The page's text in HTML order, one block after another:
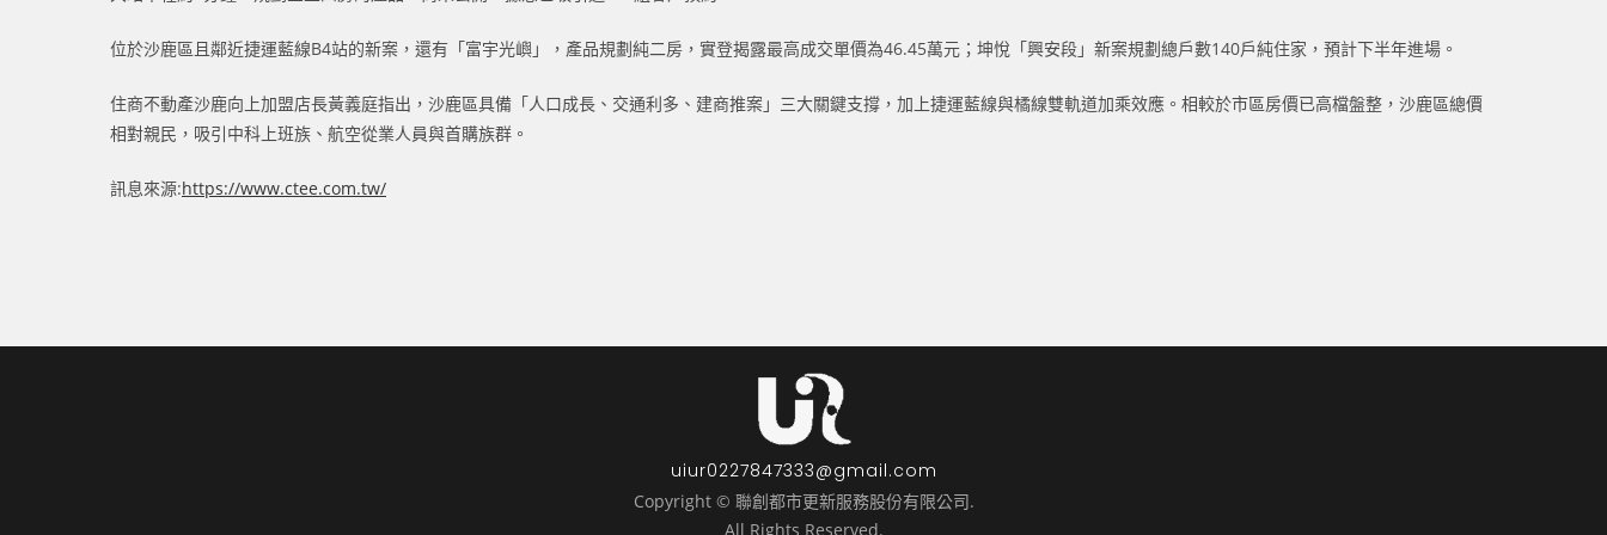
位於沙鹿區且鄰近捷運藍線B4站的新案，還有「富宇光嶼」，產品規劃純二房，實登揭露最高成交單價為46.45萬元；坤悅「興安段」新案規劃總戶數140戶純住家，預計下半年進場。
住商不動產沙鹿向上加盟店長黃義庭指出，沙鹿區具備「人口成長、交通利多、建商推案」三大關鍵支撐，加上捷運藍線與橘線雙軌道加乘效應。相較於市區房價已高檔盤整，沙鹿區總價
相對親民，吸引中科上班族、航空從業人員與首購族群。
訊息來源:https://www.ctee.com.tw/
uiur0227847333@gmail.com
Copyright © 聯創都市更新服務股份有限公司.
All Rights Reserved.